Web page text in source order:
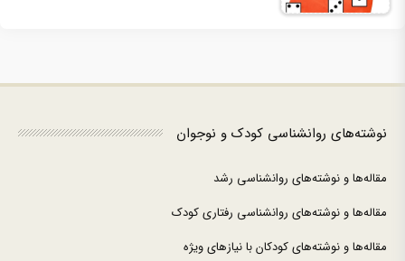
نوشته‌های روانشناسی کودک و نوجوان
مقاله‌ها و نوشته‌های روانشناسی رشد
مقاله‌ها و نوشته‌های روانشناسی رفتاری کودک
مقاله‌ها و نوشته‌های کودکان با نیازهای ویژه